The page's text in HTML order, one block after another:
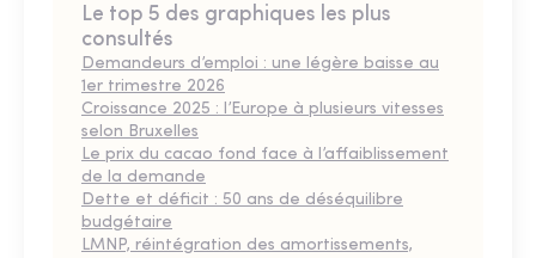
Le top 5 des graphiques les plus
consultés
Demandeurs d’emploi : une légère baisse au
1er trimestre 2026
Croissance 2025 : l’Europe à plusieurs vitesses
selon Bruxelles
Le prix du cacao fond face à l’affaiblissement
de la demande
Dette et déficit : 50 ans de déséquilibre
budgétaire
LMNP, réintégration des amortissements,